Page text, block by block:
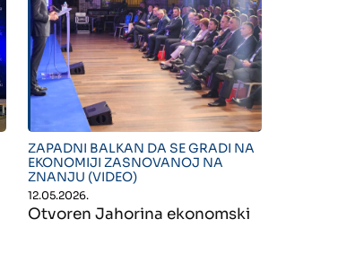
" alt="">
ZAPADNI BALKAN DA SE GRADI NA
EKONOMIJI ZASNOVANOJ NA
ZNANJU (VIDEO)
12.05.2026.
Otvoren Jahorina ekonomski